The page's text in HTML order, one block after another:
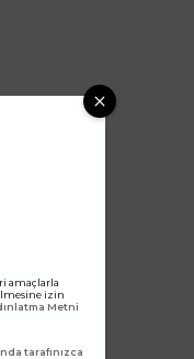
amaçlarla
izin
Metni
tarafınızca